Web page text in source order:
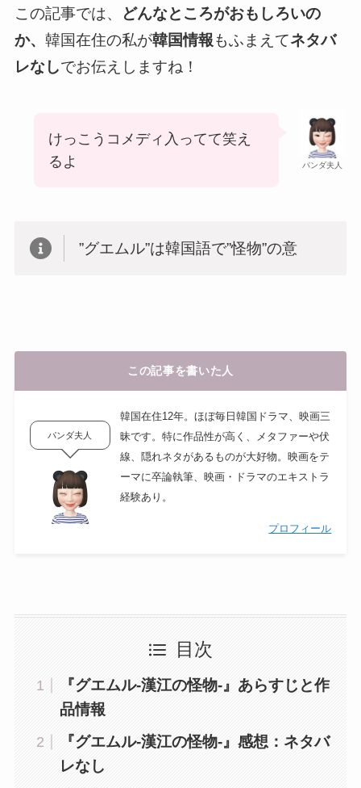
この記事では、
どんなところがおもしろいの
か、 韓国在住の私が韓国情報もふまえてネタバ
レなしでお伝えしますね！
パンダ夫人
けっこうコメディ入ってて笑え
るよ
”グエムル”は韓国語で”怪物”の意
この記事を書いた人
韓国在住12年。ほぼ毎日韓国ドラマ、映画三
昧です。特に作品性が高く、メタファーや伏
線、隠れネタがあるものが大好物。映画をテ
ーマに卒論執筆、映画・ドラマのエキストラ
経験あり。
プロフィール
パンダ夫人
目次
『グエムル-漢江の怪物-』あらすじと作
品情報
『グエムル-漢江の怪物-』感想：ネタバ
レなし